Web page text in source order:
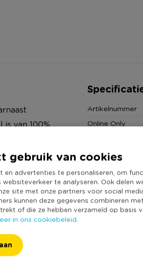
gebruik van cookies
en advertenties te personaliseren, om
te analyseren. Ook delen
site met onze partners voor social
kunnen deze gegevens combineren
of die ze hebben verzameld op basis
in ons cookiebeleid.
van 100%
en past op
De
Artikelnummer
Online Only
Productbreedte
Productlengte